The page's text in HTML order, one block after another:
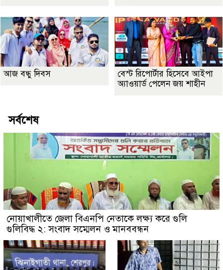
আজ বন্ধু দিবস
বেস্ট রিপোর্টার হিসেবে আইপা
অ্যাওয়ার্ড পেলেন জয় শাহীন
সর্বশেষ
নোয়াখালীতে জেলা বিএনপি নেতাকে লক্ষ্য করে গুলি
গুলিবিদ্ধ ২: সংবাদ সম্মেলন ও মানববন্ধন